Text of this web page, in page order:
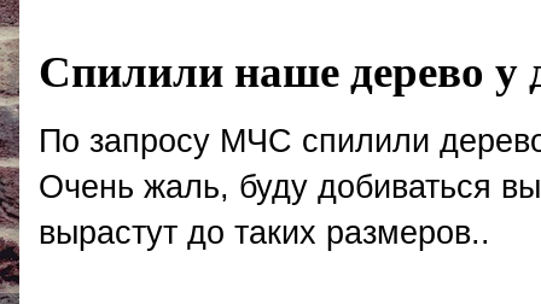
Спилили наше дерево у
По запросу МЧС спилили
Очень жаль, буду добиваться
вырастут до таких размеров..